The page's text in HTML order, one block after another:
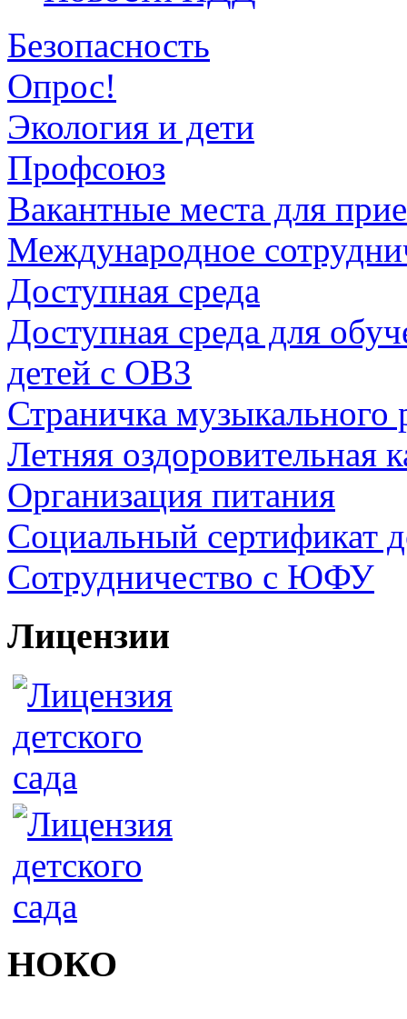
Безопасность
Опрос!
Экология и дети
Профсоюз
Вакантные места для
Международное
Доступная среда
Доступная среда для
детей с ОВЗ
Страничка музыкального
Летняя оздоровительная
Организация питания
Социальный сертификат
Сотрудничество с ЮФУ
Лицензии
НОКО